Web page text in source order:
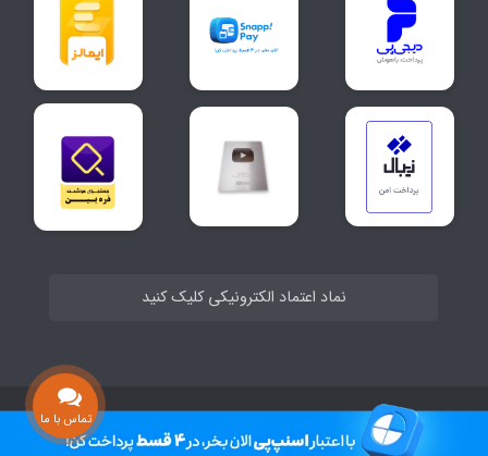
نماد اعتماد الکترونیکی کلیک کنید
تماس با ما